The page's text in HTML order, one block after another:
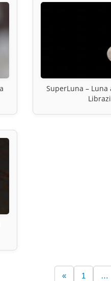
SuperLuna – Luna
« 1 …